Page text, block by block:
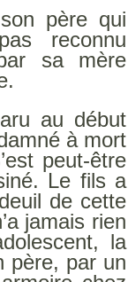
père qui
reconnu
sa mère
au début
à mort
peut-être
Le fils a
de cette
jamais rien
la
père, par un